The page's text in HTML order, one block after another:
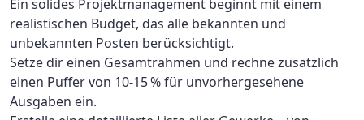
Ein solides Projektmanagement beginnt mit einem
realistischen Budget, das alle bekannten und
unbekannten Posten berücksichtigt.
Setze dir einen Gesamtrahmen und rechne zusätzlich
einen Puffer von 10‑15 % für unvorhergesehene
Ausgaben ein.